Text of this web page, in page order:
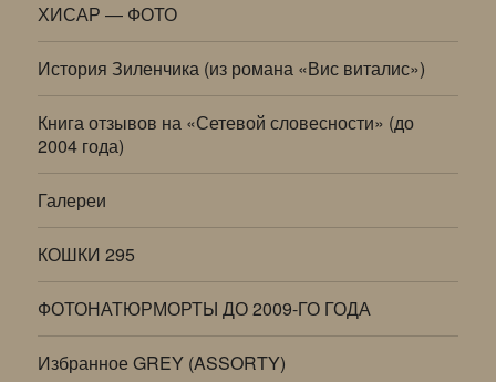
ХИСАР — ФОТО
История Зиленчика (из романа «Вис виталис»)
Книга отзывов на «Сетевой словесности» (до
2004 года)
Галереи
КОШКИ 295
ФОТОНАТЮРМОРТЫ ДО 2009-ГО ГОДА
Избранное GREY (ASSORTY)